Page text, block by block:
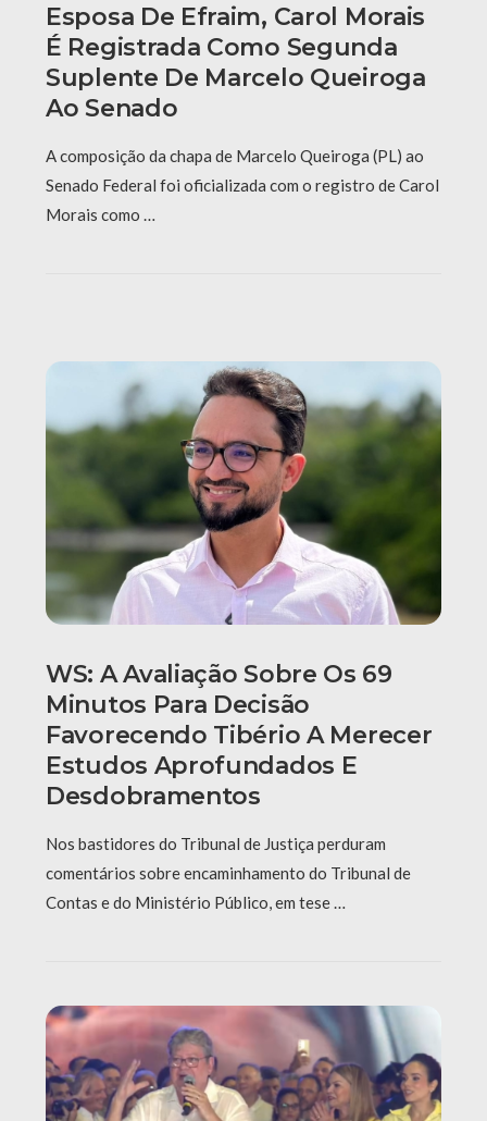
Esposa De Efraim, Carol Morais
É Registrada Como Segunda
Suplente De Marcelo Queiroga
Ao Senado
A composição da chapa de Marcelo Queiroga (PL) ao
Senado Federal foi oficializada com o registro de Carol
Morais como …
WS: A Avaliação Sobre Os 69
Minutos Para Decisão
Favorecendo Tibério A Merecer
Estudos Aprofundados E
Desdobramentos
Nos bastidores do Tribunal de Justiça perduram
comentários sobre encaminhamento do Tribunal de
Contas e do Ministério Público, em tese …